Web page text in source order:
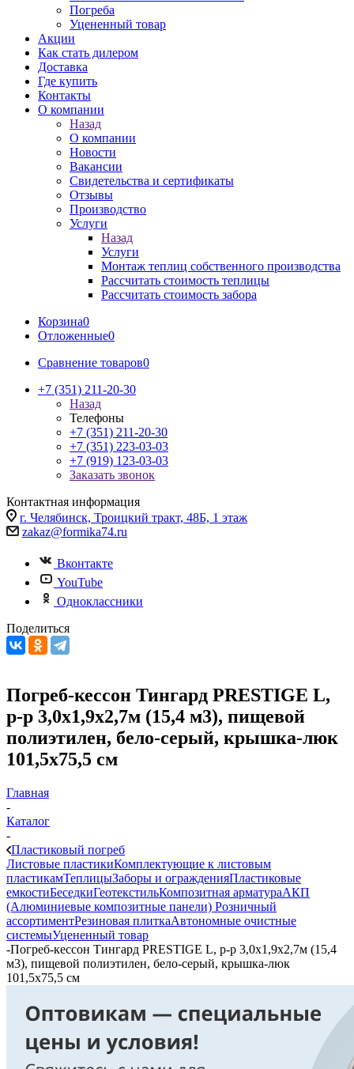
Погреба
Уцененный товар
Акции
Как стать дилером
Доставка
Где купить
Контакты
О компании
Назад
О компании
Новости
Вакансии
Свидетельства и сертификаты
Отзывы
Производство
Услуги
Назад
Услуги
Монтаж теплиц собственного производства
Рассчитать стоимость теплицы
Рассчитать стоимость забора
Корзина0
Отложенные0
Сравнение товаров0
+7 (351) 211-20-30
Назад
Телефоны
+7 (351) 211-20-30
+7 (351) 223-03-03
+7 (919) 123-03-03
Заказать звонок
Контактная информация
г. Челябинск, Троицкий тракт, 48Б, 1 этаж
zakaz@formika74.ru
Вконтакте
YouTube
Одноклассники
Поделиться
Погреб-кессон Тингард PRESTIGE L,
р-р 3,0х1,9х2,7м (15,4 м3), пищевой
полиэтилен, бело-серый, крышка-люк
101,5х75,5 см
Главная
-
Каталог
-
Пластиковый погреб
Листовые пластикиКомплектующие к листовым
пластикамТеплицыЗаборы и огражденияПластиковые
емкостиБеседкиГеотекстильКомпозитная арматураАКП
(Алюминиевые композитные панели) Розничный
ассортиментРезиновая плиткаАвтономные очистные
системыУцененный товар
-Погреб-кессон Тингард PRESTIGE L, р-р 3,0х1,9х2,7м (15,4
м3), пищевой полиэтилен, бело-серый, крышка-люк
101,5х75,5 см